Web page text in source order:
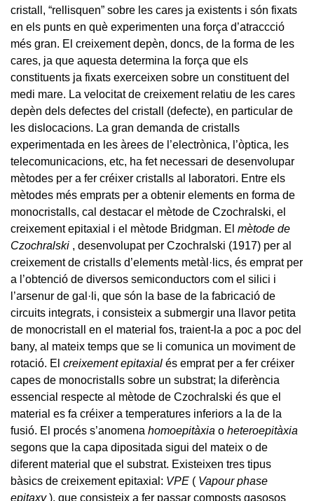
cristall, “rellisquen” sobre les cares ja existents i són fixats
en els punts en què experimenten una força d’atraccció
més gran. El creixement depèn, doncs, de la forma de les
cares, ja que aquesta determina la força que els
constituents ja fixats exerceixen sobre un constituent del
medi mare. La velocitat de creixement relatiu de les cares
depèn dels defectes del cristall (defecte), en particular de
les dislocacions. La gran demanda de cristalls
experimentada en les àrees de l’electrònica, l’òptica, les
telecomunicacions, etc, ha fet necessari de desenvolupar
mètodes per a fer créixer cristalls al laboratori. Entre els
mètodes més emprats per a obtenir elements en forma de
monocristalls, cal destacar el mètode de Czochralski, el
creixement epitaxial i el mètode Bridgman. El mètode de
Czochralski , desenvolupat per Czochralski (1917) per al
creixement de cristalls d’elements metàl·lics, és emprat per
a l’obtenció de diversos semiconductors com el silici i
l’arsenur de gal·li, que són la base de la fabricació de
circuits integrats, i consisteix a submergir una llavor petita
de monocristall en el material fos, traient-la a poc a poc del
bany, al mateix temps que se li comunica un moviment de
rotació. El creixement epitaxial és emprat per a fer créixer
capes de monocristalls sobre un substrat; la diferència
essencial respecte al mètode de Czochralski és que el
material es fa créixer a temperatures inferiors a la de la
fusió. El procés s’anomena homoepitàxia o heteroepitàxia
segons que la capa dipositada sigui del mateix o de
diferent material que el substrat. Existeixen tres tipus
bàsics de creixement epitaxial: VPE ( Vapour phase
epitaxy), que consisteix a fer passar composts gasosos